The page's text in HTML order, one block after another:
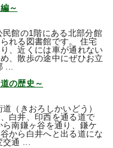
～
館の1階にある北部分館
れる図書館です。 住宅
、近くには車が通れない
、散歩の途中にぜひお立
...
の歴史～
（きおろしかいどう）
白井、印西を通る道で
南鎌ヶ谷を通り、鎌ケ
から白井へと出る道にな
交通 ...